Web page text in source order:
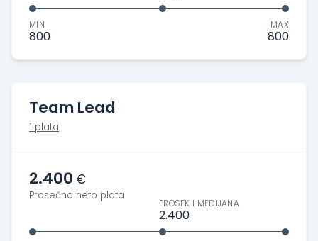
MIN
800
MAX
800
Team Lead
1 plata
2.400 €
Prosečna neto plata
PROSEK I MEDIJANA
2.400